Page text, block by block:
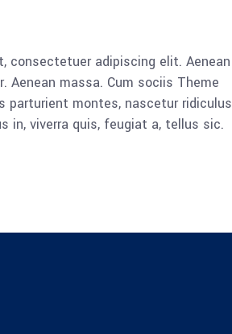
consectetuer adipiscing elit. Aenean
Aenean massa. Cum sociis Theme
parturient montes, nascetur ridiculus
in, viverra quis, feugiat a, tellus sic.